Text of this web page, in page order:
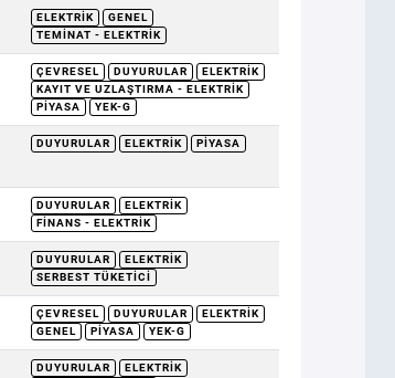
ELEKTRIK
GENEL
TEMINAT - ELEKTRIK
ÇEVRESEL DUYURULAR
ELEKTRIK
KAYIT VE UZLAŞTIRMA - ELEKTRIK
PIYASA
YEK-G
DUYURULAR ELEKTRIK PIYASA
DUYURULAR
ELEKTRIK
FINANS - ELEKTRIK
DUYURULAR
ELEKTRIK
SERBEST TÜKETICI
ÇEVRESEL DUYURULAR
ELEKTRIK
GENEL
PIYASA YEK-G
DUYURULAR
ELEKTRIK